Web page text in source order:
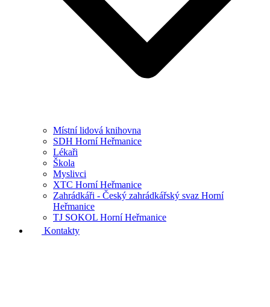
Místní lidová knihovna
SDH Horní Heřmanice
Lékaři
Škola
Myslivci
XTC Horní Heřmanice
Zahrádkáři - Český zahrádkářský svaz Horní
Heřmanice
TJ SOKOL Horní Heřmanice
Kontakty